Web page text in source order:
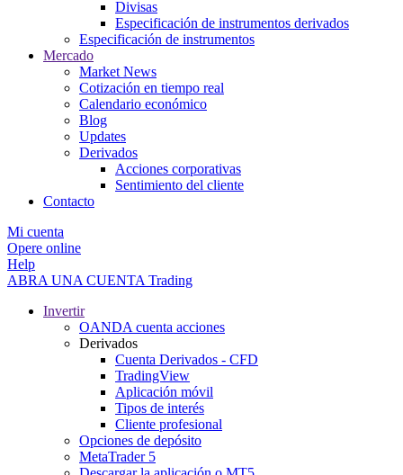
Divisas
Especificación de instrumentos derivados
Especificación de instrumentos
Mercado
Market News
Cotización en tiempo real
Calendario económico
Blog
Updates
Derivados
Acciones corporativas
Sentimiento del cliente
Contacto
Mi cuenta
Opere online
Help
ABRA UNA CUENTA Trading
Invertir
OANDA cuenta acciones
Derivados
Cuenta Derivados - CFD
TradingView
Aplicación móvil
Tipos de interés
Cliente profesional
Opciones de depósito
MetaTrader 5